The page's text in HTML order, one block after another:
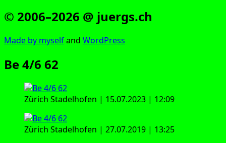
© 2006–2026 @ juergs.ch
Made by mys­elfand Word­Press
Be 4/6 62
Zürich Sta­del­ho­fen | 15.07.2023 | 12:09
Zürich Sta­del­ho­fen | 27.07.2019 | 13:25